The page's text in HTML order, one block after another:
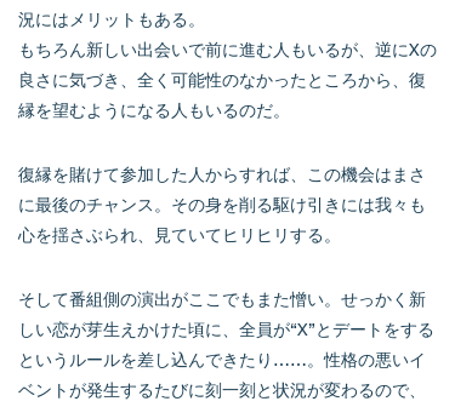
況にはメリットもある。
もちろん新しい出会いで前に進む人もいるが、逆にXの
良さに気づき、全く可能性のなかったところから、復
縁を望むようになる人もいるのだ。
復縁を賭けて参加した人からすれば、この機会はまさ
に最後のチャンス。その身を削る駆け引きには我々も
心を揺さぶられ、見ていてヒリヒリする。
そして番組側の演出がここでもまた憎い。せっかく新
しい恋が芽生えかけた頃に、全員が“X”とデートをする
というルールを差し込んできたり……。性格の悪いイ
ベントが発生するたびに刻一刻と状況が変わるので、